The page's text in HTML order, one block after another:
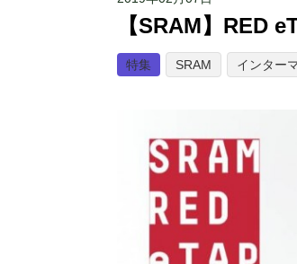
【SRAM】RED
特集 SRAM インター